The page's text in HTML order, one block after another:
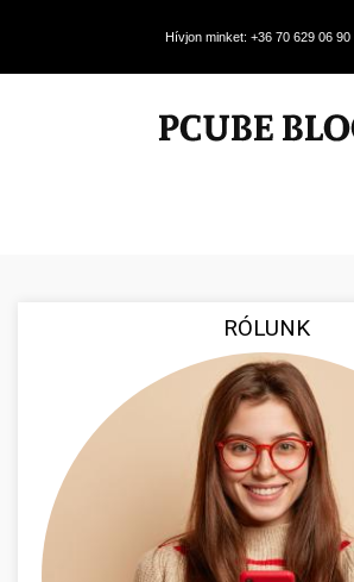
Hívjon minket: +36 70 629 06 90
RÓLUNK